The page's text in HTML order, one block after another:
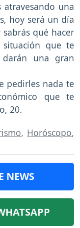
atravesando una
hoy será un día
qué hacer
que te
una gran
pedirles nada te
que te
20.
, Horóscopo,
NEWS